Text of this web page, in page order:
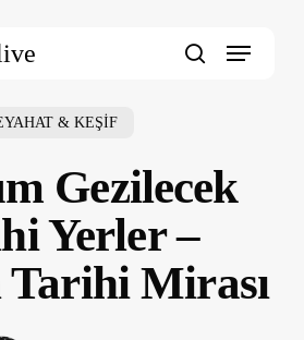
Menu
& KEŞİF
Gezilecek
Yerler –
Tarihi Mirası